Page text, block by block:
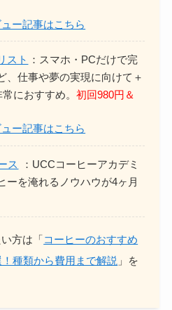
ー記事はこちら
スト ：スマホ・PCだけで完
、仕事や夢の実現に向けて＋
におすすめ。初回980円＆
ー記事はこちら
ス
：UCCコーヒーアカデミ
ーを淹れるノウハウが4ヶ月
方は「コーヒーのおすすめ
種類から費用まで解説 」を